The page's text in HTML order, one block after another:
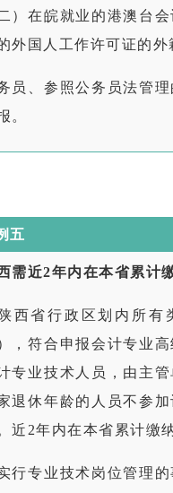
二）在皖就业的港澳台
外国人工作许可证的外
员、参照公务员法管
。
五
需近2年内在本省累计
西省行政区划内所有
，符合申报会计专业
专业技术人员，由主
退休年龄的人员不参
近2年内在本省累计缴
行专业技术岗位管理